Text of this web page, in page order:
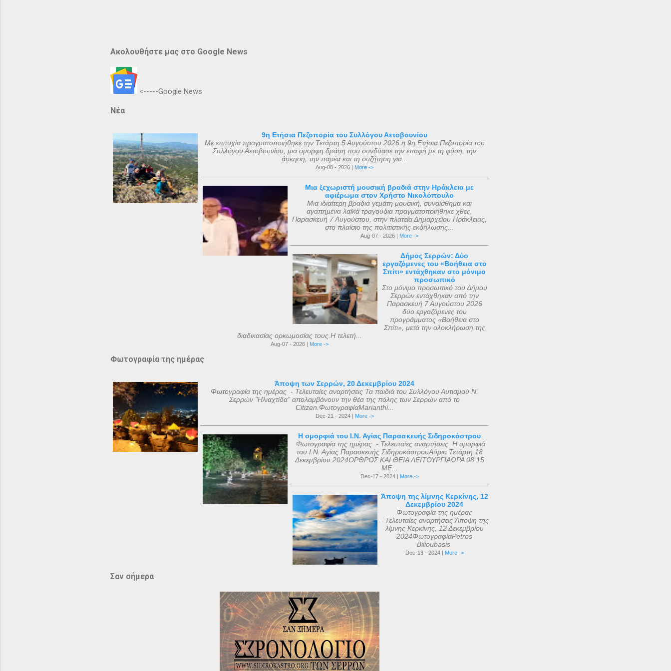
Ακολουθήστε μας στο Google News
<-----Google News
Νέα
9η Ετήσια Πεζοπορία του Συλλόγου Αετοβουνίου
Με επιτυχία πραγματοποιήθηκε την Τετάρτη 5 Αυγούστου 2026 η 9η Ετήσια Πεζοπορία του
Συλλόγου Αετοβουνίου, μια όμορφη δράση που συνδύασε την επαφή με τη φύση, την
άσκηση, την παρέα και τη συζήτηση για...
Aug-08 - 2026 | More ->
Μια ξεχωριστή μουσική βραδιά στην Ηράκλεια με
αφιέρωμα στον Χρήστο Νικολόπουλο
Μια ιδιαίτερη βραδιά γεμάτη μουσική, συναίσθημα και
αγαπημένα λαϊκά τραγούδια πραγματοποιήθηκε χθες,
Παρασκευή 7 Αυγούστου, στην πλατεία Δημαρχείου Ηράκλειας,
στο πλαίσιο της πολιτιστικής εκδήλωσης...
Aug-07 - 2026 | More ->
Δήμος Σερρών: Δύο
εργαζόμενες του «Βοήθεια στο
Σπίτι» εντάχθηκαν στο μόνιμο
προσωπικό
Στο μόνιμο προσωπικό του Δήμου
Σερρών εντάχθηκαν από την
Παρασκευή 7 Αυγούστου 2026
δύο εργαζόμενες του
προγράμματος «Βοήθεια στο
Σπίτι», μετά την ολοκλήρωση της
διαδικασίας ορκωμοσίας τους.Η τελετή...
Aug-07 - 2026 | More ->
Φωτογραφία της ημέρας
Άποψη των Σερρών, 20 Δεκεμβρίου 2024
Φωτογραφία της ημέρας - Τελευταίες αναρτήσεις Τα παιδιά του Συλλόγου Αυτισμού Ν.
Σερρών "Ηλιαχτίδα" απολαμβάνουν την θέα της πόλης των Σερρών από το
Citizen.ΦωτογραφίαMarianthi...
Dec-21 - 2024 | More ->
Η ομορφιά του Ι.Ν. Αγίας Παρασκευής Σιδηροκάστρου
Φωτογραφία της ημέρας - Τελευταίες αναρτήσεις Η ομορφιά
του Ι.Ν. Αγίας Παρασκευής ΣιδηροκάστρουΑύριο Τετάρτη 18
Δεκεμβρίου 2024ΟΡΘΡΟΣ ΚΑΙ ΘΕΙΑ ΛΕΙΤΟΥΡΓΙΑΩΡΑ 08:15
ΜΕ...
Dec-17 - 2024 | More ->
Άποψη της λίμνης Κερκίνης, 12
Δεκεμβρίου 2024
Φωτογραφία της ημέρας
- Τελευταίες αναρτήσεις Άποψη της
λίμνης Κερκίνης, 12 Δεκεμβρίου
2024ΦωτογραφίαPetros
Bilioubasis
Dec-13 - 2024 | More ->
Σαν σήμερα